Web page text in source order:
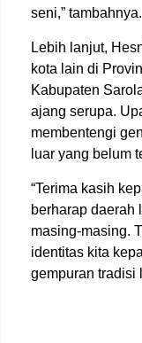
seni,” tambahnya.
Lebih lanjut,
kota lain di
Kabupaten
ajang serupa.
membentengi
luar yang belum
“Terima kasih
berharap daerah
masing-masing.
identitas kita
gempuran tradisi